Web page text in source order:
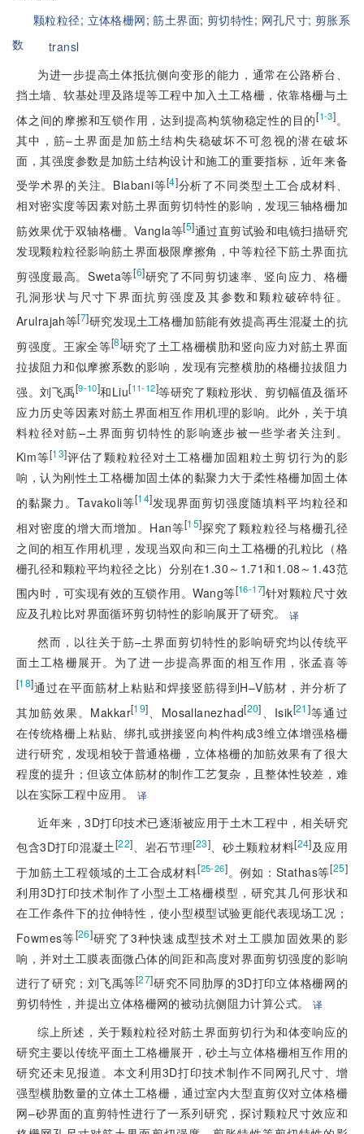
颗粒粒径; 立体格栅网;筋土界面;剪切特性; 网孔尺寸;剪胀系
数
transl
为进一步提高土体抵抗侧向变形的能力，通常在公路桥台、
挡土墙、软基处理及路堤等工程中加入土工格栅，依靠格栅与土
体之间的摩擦和互锁作用，达到提高构筑物稳定性的目的[1-3]。
其中，筋–土界面是加筋土结构失稳破坏不可忽视的潜在破坏
面，其强度参数是加筋土结构设计和施工的重要指标，近年来备
受学术界的关注。Biabani等[4]分析了不同类型土工合成材料、
相对密实度等因素对筋土界面剪切特性的影响，发现三轴格栅加
筋效果优于双轴格栅。Vangla等[5]通过直剪试验和电镜扫描研究
发现颗粒粒径影响筋土界面极限摩擦角，中等粒径下筋土界面抗
剪强度最高。Sweta等[6]研究了不同剪切速率、竖向应力、格栅
孔洞形状与尺寸下界面抗剪强度及其参数和颗粒破碎特征。
Arulrajah等[7]研究发现土工格栅加筋能有效提高再生混凝土的抗
剪强度。王家全等[8]研究了土工格栅横肋和竖向应力对筋土界面
拉拔阻力和似摩擦系数的影响，发现有完整横肋的格栅拉拔阻力
强。刘飞禹[9-10]和Liu[11-12]等研究了颗粒形状、剪切幅值及循环
应力历史等因素对筋土界面相互作用机理的影响。此外，关于填
料粒径对筋–土界面剪切特性的影响逐步被一些学者关注到。
Kim等[13]评估了颗粒粒径对土工格栅加固粗粒土剪切行为的影
响，认为刚性土工格栅加固土体的黏聚力大于柔性格栅加固土体
的黏聚力。Tavakoli等[14]发现界面剪切强度随填料平均粒径和
相对密度的增大而增加。Han等[15]探究了颗粒粒径与格栅孔径
之间的相互作用机理，发现当双向和三向土工格栅的孔粒比（格
栅孔径和颗粒平均粒径之比）分别在1.30～1.71和1.08～1.43范
围内时，可实现有效的互锁作用。Wang等[16-17]针对颗粒尺寸效
应及孔粒比对界面循环剪切特性的影响展开了研究。译
然而，以往关于筋–土界面剪切特性的影响研究均以传统平
面土工格栅展开。为了进一步提高界面的相互作用，张孟喜等
[18]通过在平面筋材上粘贴和焊接竖筋得到H–V筋材，并分析了
其加筋效果。Makkar[19] 、Mosallanezhad[20] 、Isik[21]等通过
在传统格栅上粘贴、绑扎或拼接竖向构件构成3维立体增强格栅
进行研究，发现相较于普通格栅，立体格栅的加筋效果有了很大
程度的提升；但该立体筋材的制作工艺复杂，且整体性较差，难
以在实际工程中应用。
译
近年来，3D打印技术已逐渐被应用于土木工程中，相关研究
包含3D打印混凝土[22]、岩石节理[23]、砂土颗粒材料[24]及应用
于加筋土工程领域的土工合成材料[25-26]。例如：Stathas等[25]
利用3D打印技术制作了小型土工格栅模型，研究其几何形状和
在工作条件下的拉伸特性，使小型模型试验更能代表现场工况；
Fowmes等[26]研究了3种快速成型技术对土工膜加固效果的影
响，并对土工膜表面微凸体的间距和高度对界面剪切强度的影响
进行了研究；刘飞禹等[27]研究不同肋厚的3D打印立体格栅网的
剪切特性，并提出立体格栅网的被动抗侧阻力计算公式。 译
综上所述，关于颗粒粒径对筋土界面剪切行为和体变响应的
研究主要以传统平面土工格栅展开，砂土与立体格栅相互作用的
研究还未见报道。本文利用3D打印技术制作不同网孔尺寸、增
强型横肋数量的立体土工格栅，通过室内大型直剪仪对立体格栅
网–砂界面的直剪特性进行了一系列研究，探讨颗粒尺寸效应和